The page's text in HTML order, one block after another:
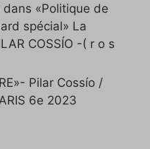
«Politique de
spécial» La
COSSÍO -( r o s
Pilar Cossío /
6e 2023